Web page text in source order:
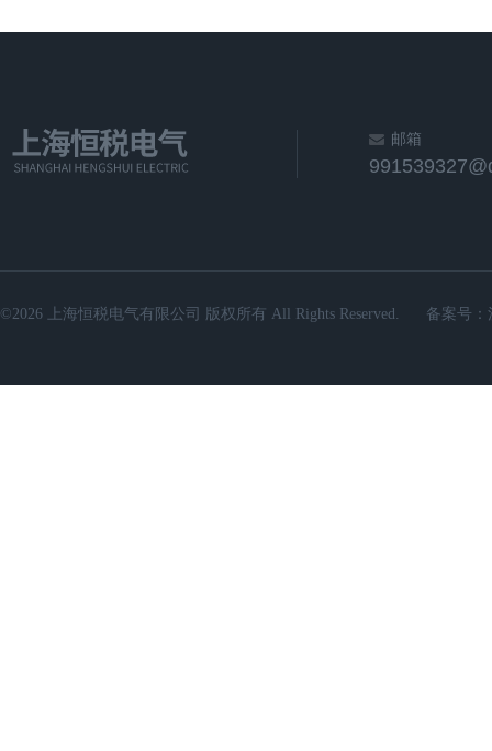
邮箱
©2026 上海恒税电气有限公司 版权所有 All Rights Reserved. 备案号：